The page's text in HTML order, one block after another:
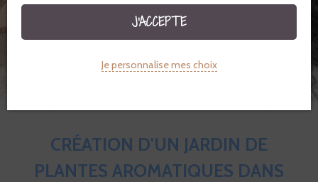
J'ACCEPTE
Je personnalise mes choix
CRÉATION D'UN JARDIN DE
PLANTES AROMATIQUES DANS